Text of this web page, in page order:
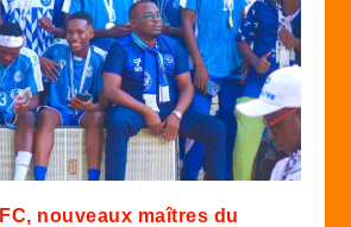
nouveaux maîtres du